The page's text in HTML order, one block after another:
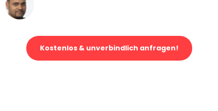
Kostenlos & unverbindlich anfragen!